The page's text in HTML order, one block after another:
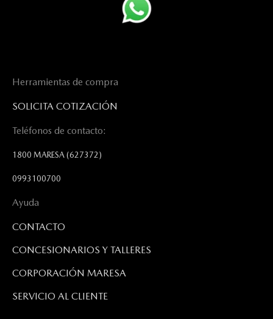
Herramientas de compra
SOLICITA COTIZACIÓN
Teléfonos de contacto:
1800 MARESA(627372)
0993100700
Ayuda
CONTACTO
CONCESIONARIOS Y TALLERES
CORPORACIÓN MARESA
SERVICIO AL CLIENTE